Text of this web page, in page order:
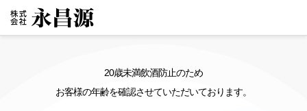
20歳未満飲酒防止のため
お客様の年齢を確認させていただいております。